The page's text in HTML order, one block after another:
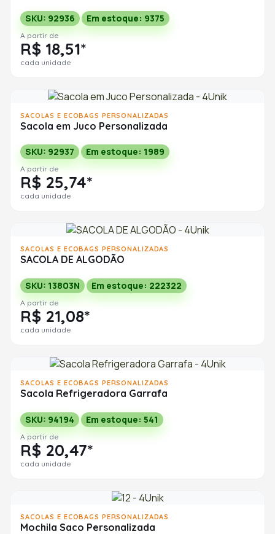
SKU: 92936 Em estoque: 9375
A partir de
R$ 18,51*
cada unidade
SACOLAS E ECOBAGS PERSONALIZADAS
Sacola em Juco Personalizada
SKU: 92937 Em estoque: 1989
A partir de
R$ 25,74*
cada unidade
SACOLAS E ECOBAGS PERSONALIZADAS
SACOLA DE ALGODÃO
SKU: 13803N Em estoque: 222322
A partir de
R$ 21,08*
cada unidade
SACOLAS E ECOBAGS PERSONALIZADAS
Sacola Refrigeradora Garrafa
SKU: 94194 Em estoque: 541
A partir de
R$ 20,47*
cada unidade
SACOLAS E ECOBAGS PERSONALIZADAS
Mochila Saco Personalizada